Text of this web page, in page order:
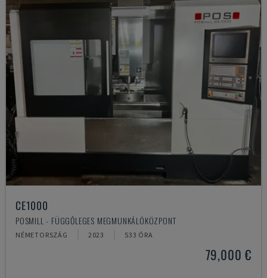
CE1000
POSMILL - FÜGGŐLEGES MEGMUNKÁLÓKÖZPONT
NÉMETORSZÁG 2023 533 ÓRA
79,000 €